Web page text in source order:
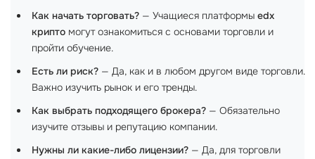
Как начать торговать? — Учащиеся платформы edx
крипто могут ознакомиться с основами торговли и
пройти обучение.
Есть ли риск? — Да, как и в любом другом виде торговли.
Важно изучить рынок и его тренды.
Как выбрать подходящего брокера? — Обязательно
изучите отзывы и репутацию компании.
Нужны ли какие-либо лицензии? — Да, для торговли